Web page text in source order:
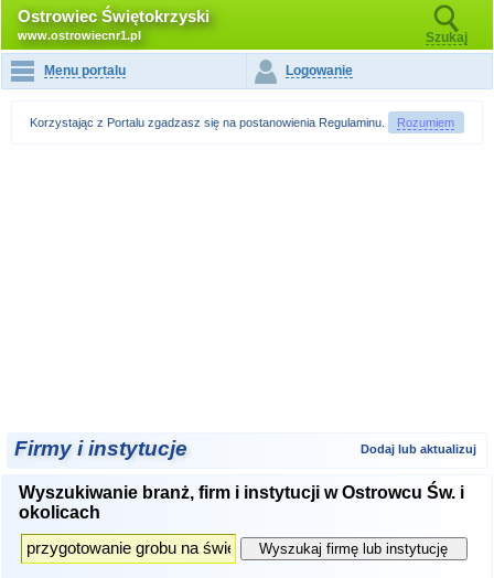
Ostrowiec Świętokrzyski
www.ostrowiecnr1.pl Szukaj
Menu portalu Logowanie
Korzystając z Portalu zgadzasz się na postanowienia Regulaminu Rozumiem
Firmy i instytucje Dodaj lub aktualizuj
Wyszukiwanie branż, firm i instytucji w Ostrowcu Św. i
okolicach